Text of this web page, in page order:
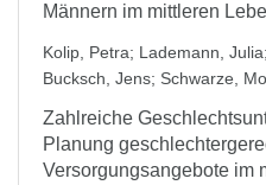
Männern im mittleren
Kolip, Petra; Lademann, Julia;
Bucksch, Jens; Schwarze,
Zahlreiche
Planung
Versorgungsangebote im